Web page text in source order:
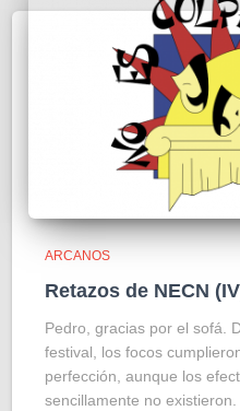
ARCANOS
Retazos de NECN
Pedro, gracias por el sofá.
festival, los focos
perfección, aunque los
sencillamente no